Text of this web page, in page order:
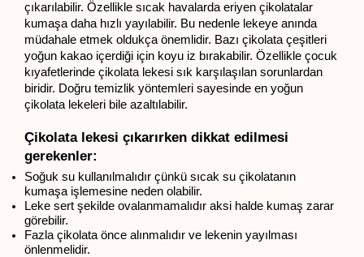
çıkarılabilir. Özellikle sıcak havalarda eriyen çikolatalar
kumaşa daha hızlı yayılabilir. Bu nedenle lekeye anında
müdahale etmek oldukça önemlidir. Bazı çikolata çeşitleri
yoğun kakao içerdiği için koyu iz bırakabilir. Özellikle çocuk
kıyafetlerinde çikolata lekesi sık karşılaşılan sorunlardan
biridir. Doğru temizlik yöntemleri sayesinde en yoğun
çikolata lekeleri bile azaltılabilir.
Çikolata lekesi çıkarırken dikkat edilmesi
gerekenler:
Soğuk su kullanılmalıdır çünkü sıcak su çikolatanın
kumaşa işlemesine neden olabilir.
Leke sert şekilde ovalanmamalıdır aksi halde kumaş zarar
görebilir.
Fazla çikolata önce alınmalıdır ve lekenin yayılması
önlenmelidir.